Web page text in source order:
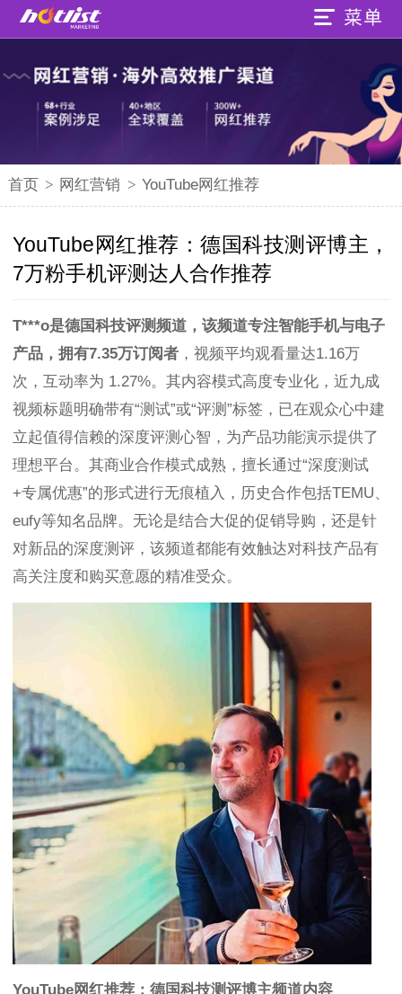
首页 > 网红营销 > YouTube网红推荐
YouTube网红推荐：德国科技测评博主，
7万粉手机评测达人合作推荐
T***o是德国科技评测频道，该频道专注智能手机与电子
产品，拥有7.35万订阅者 ，视频平均观看量达1.16万
次，互动率为 1.27%。其内容模式高度专业化，近九成
视频标题明确带有“测试”或“评测”标签，已在观众心中建
立起值得信赖的深度评测心智，为产品功能演示提供了
理想平台。其商业合作模式成熟，擅长通过“深度测试
+专属优惠”的形式进行无痕植入，历史合作包括TEMU、
eufy等知名品牌。无论是结合大促的促销导购，还是针
对新品的深度测评，该频道都能有效触达对科技产品有
高关注度和购买意愿的精准受众。
YouTube网红推荐：德国科技测评博主频道内容